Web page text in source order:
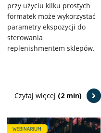
przy użyciu kilku prostych
formatek może wykorzystać
parametry ekspozycji do
sterowania
replenishmentem sklepów.
Czytaj więcej (2 min)